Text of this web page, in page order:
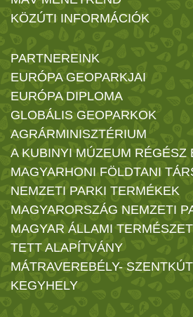
KÖZÚTI INFORMÁCIÓK
PARTNEREINK
EURÓPA GEOPARKJAI
EURÓPA DIPLOMA
GLOBÁLIS GEOPARKOK
AGRÁRMINISZTÉRIUM
A KUBINYI MÚZEUM RÉGÉSZ
MAGYARHONI FÖLDTANI
NEMZETI PARKI TERMÉKEK
MAGYARORSZÁG NEMZETI
MAGYAR ÁLLAMI
TETT ALAPÍTVÁNY
MÁTRAVEREBÉLY-
KEGYHELY